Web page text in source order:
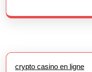
crypto casino en ligne